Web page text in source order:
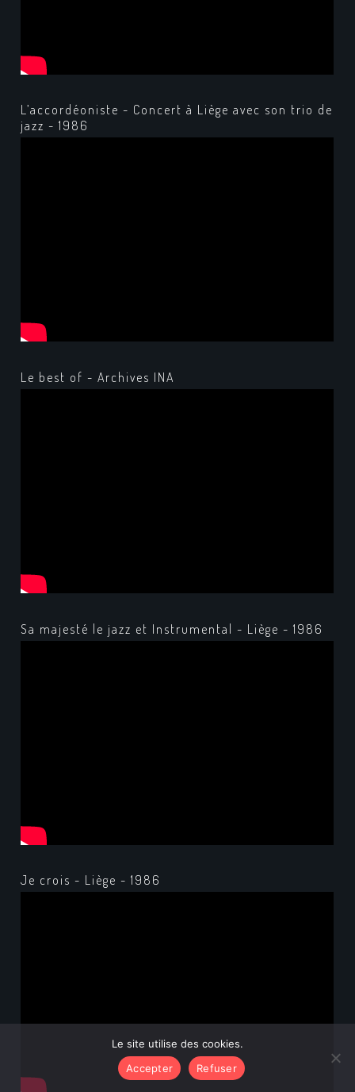
L’accordéoniste - Concert à Liège avec son trio de
jazz - 1986
Le best of - Archives INA
Sa majesté le jazz et Instrumental - Liège - 1986
Je crois - Liège - 1986
Le site utilise des cookies.
Accepter
Refuser